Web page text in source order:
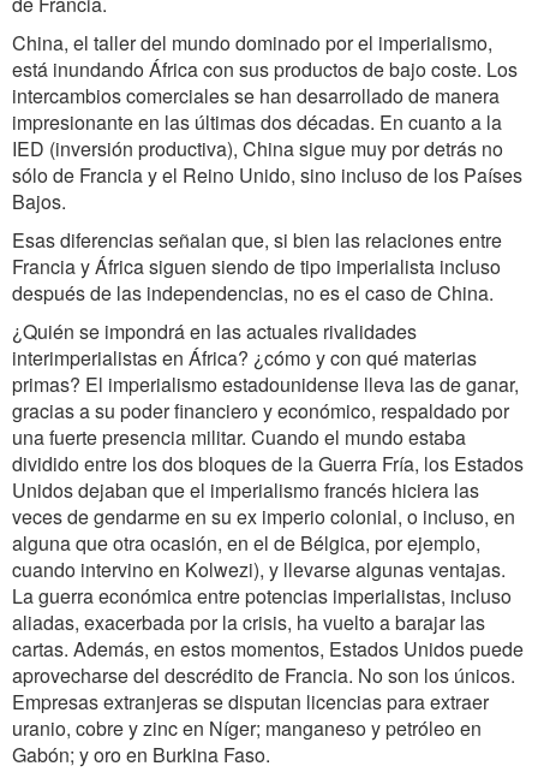
China, el taller del mundo dominado por el imperialismo,
está inundando África con sus productos de bajo coste. Los
intercambios comerciales se han desarrollado de manera
impresionante en las últimas dos décadas. En cuanto a la
IED (inversión productiva), China sigue muy por detrás no
sólo de Francia y el Reino Unido, sino incluso de los Países
Bajos.
Esas diferencias señalan que, si bien las relaciones entre
Francia y África siguen siendo de tipo imperialista incluso
después de las independencias, no es el caso de China.
¿Quién se impondrá en las actuales rivalidades
interimperialistas en África? ¿cómo y con qué materias
primas? El imperialismo estadounidense lleva las de ganar,
gracias a su poder financiero y económico, respaldado por
una fuerte presencia militar. Cuando el mundo estaba
dividido entre los dos bloques de la Guerra Fría, los Estados
Unidos dejaban que el imperialismo francés hiciera las
veces de gendarme en su ex imperio colonial, o incluso, en
alguna que otra ocasión, en el de Bélgica, por ejemplo,
cuando intervino en Kolwezi), y llevarse algunas ventajas.
La guerra económica entre potencias imperialistas, incluso
aliadas, exacerbada por la crisis, ha vuelto a barajar las
cartas. Además, en estos momentos, Estados Unidos puede
aprovecharse del descrédito de Francia. No son los únicos.
Empresas extranjeras se disputan licencias para extraer
uranio, cobre y zinc en Níger; manganeso y petróleo en
Gabón; y oro en Burkina Faso.